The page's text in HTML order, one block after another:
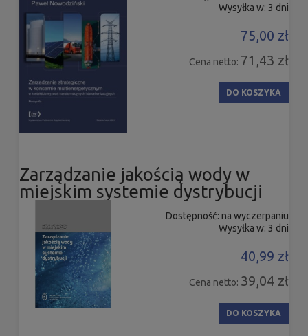
Wysyłka w: 3 dni
75,00 zł
Cena netto: 71,43 zł
DO KOSZYKA
Zarządzanie jakością wody w
miejskim systemie dystrybucji
Dostępność: na wyczerpaniu
Wysyłka w: 3 dni
40,99 zł
Cena netto: 39,04 zł
DO KOSZYKA